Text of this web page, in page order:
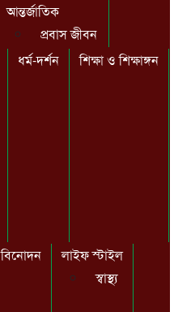
আন্তর্জাতিক
প্রবাস জীবন
ধর্ম-দর্শন শিক্ষা ও শিক্ষাঙ্গন
বিনোদন
লাইফ স্টাইল
স্বাস্থ্য